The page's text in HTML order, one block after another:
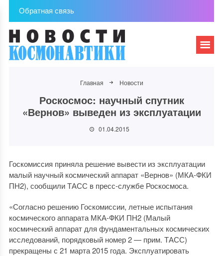
Обратная связь
Главная Новости
Роскосмос: научный спутник
«Вернов» выведен из эксплуатации
01.04.2015
Госкомиссия приняла решение вывести из эксплуатации
малый научный космический аппарат «Вернов» (МКА-ФКИ
ПН2), сообщили ТАСС в пресс-службе Роскосмоса.
«Согласно решению Госкомиссии, летные испытания
космического аппарата МКА-ФКИ ПН2 (Малый
космический аппарат для фундаментальных космических
исследований, порядковый номер 2 — прим. ТАСС)
прекращены с 21 марта 2015 года. Эксплуатировать